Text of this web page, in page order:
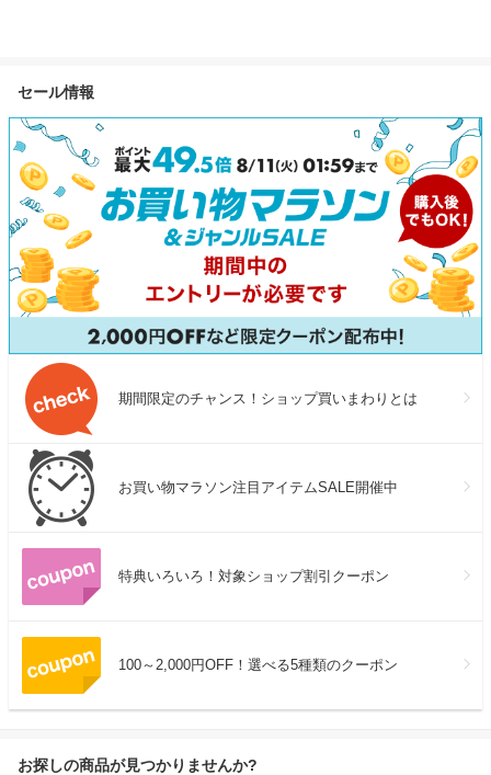
セール情報
期間限定のチャンス！ショップ買いまわりとは
お買い物マラソン注目アイテムSALE開催中
特典いろいろ！対象ショップ割引クーポン
100～2,000円OFF！選べる5種類のクーポン
お探しの商品が見つかりませんか?